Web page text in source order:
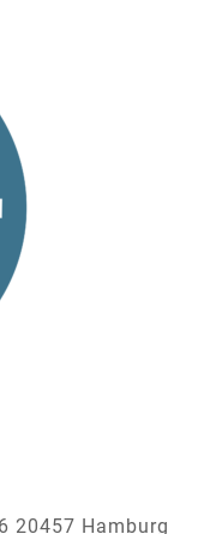
20457 Hamburg